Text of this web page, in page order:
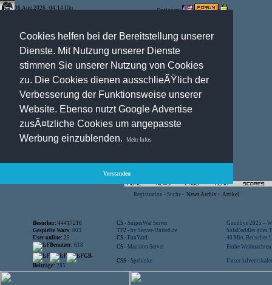
Cookies helfen bei der Bereitstellung unserer
Dienste. Mit Nutzung unserer Dienste
stimmen Sie unserer Nutzung von Cookies
zu. Die Cookies dienen ausschlieÃŸlich der
Verbesserung der Funktionsweise unserer
Website. Ebenso nutzt Google Advertise
zusÃ¤tzliche Cookies um angepasste
Werbung einzublenden.
Mehr Infos
Verstanden
06.Aug.2026 , 04:14 Uhr Optionen:
Registration - Suche - News Archiv - Artikel
Besucher: 44417216 CS - SniperWar Server
Goodbye 2025 –
Gespielte Wars: 803 TF2 - by Server-United.de
SofaDaddler goes
User online: 25 CS - FunYard
40 Mio. Beuscher
Benutzer: 618 CS - Mansion Server
Frohe
GB-
Beiträge: 285
CSS - Spelunke Unser